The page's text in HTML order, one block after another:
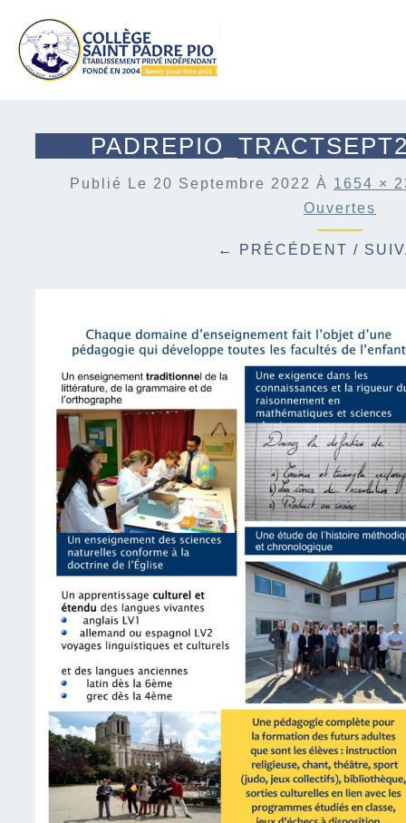
Publié Le 20 Septembre 2022 À 1654 ×
Ouvertes
← PRÉCÉDENT /